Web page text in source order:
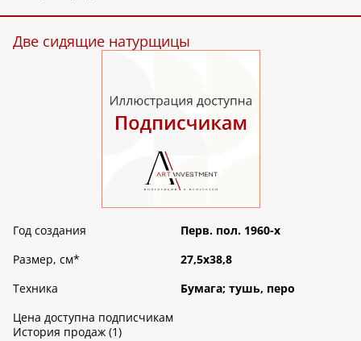
Две сидящие натурщицы
Год создания
Перв. пол. 1960-х
Размер, см*
27,5х38,8
Техника
Бумага; тушь, перо
Цена доступна подписчикам
История продаж (1)